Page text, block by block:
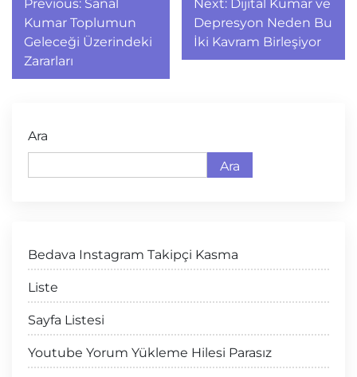
gezinmesi
Previous: Sanal
Kumar Toplumun
Geleceği Üzerindeki
Zararları
Next: Dijital Kumar ve
Depresyon Neden Bu
İki Kavram Birleşiyor
Ara
Ara
Bedava Instagram Takipçi Kasma
Liste
Sayfa Listesi
Youtube Yorum Yükleme Hilesi Parasız